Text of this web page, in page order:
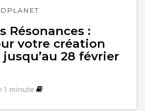
Résonances :
votre création
28 février
1 minute